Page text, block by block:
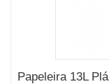
Papeleira 13L